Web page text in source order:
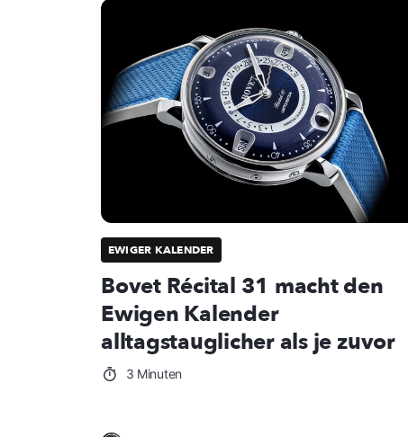
EWIGER KALENDER
Bovet Récital 31 macht den
Ewigen Kalender
alltagstauglicher als je zuvor
3 Minuten